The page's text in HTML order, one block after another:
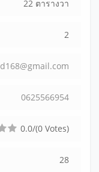
22 ตารางวา
2
d168@gmail.com
0625566954
0.0/(0 Votes)
28